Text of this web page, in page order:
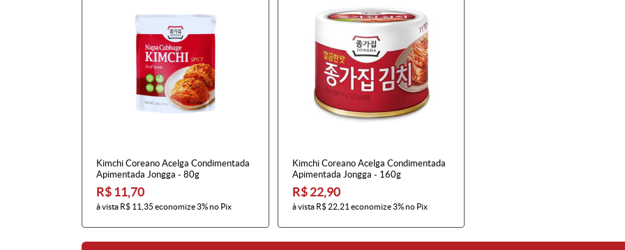
Kimchi Coreano Acelga Condimentada
Apimentada Jongga - 80g
R$ 11,70
à vista R$ 11,35 economize3%no Pix
Kimchi Coreano Acelga Condimentada
Apimentada Jongga - 160g
R$ 22,90
à vista R$ 22,21 economize3%no Pix